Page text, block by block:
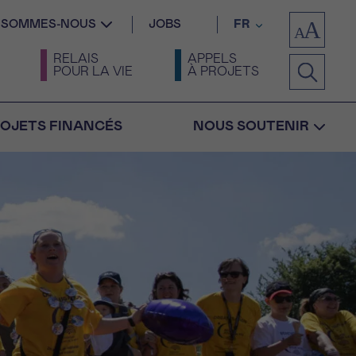
NOUS JOBS FR
RELAIS
POUR LA VIE
APPELS
À PROJETS
FINANCÉS NOUS SOUTENIR
Confirmation